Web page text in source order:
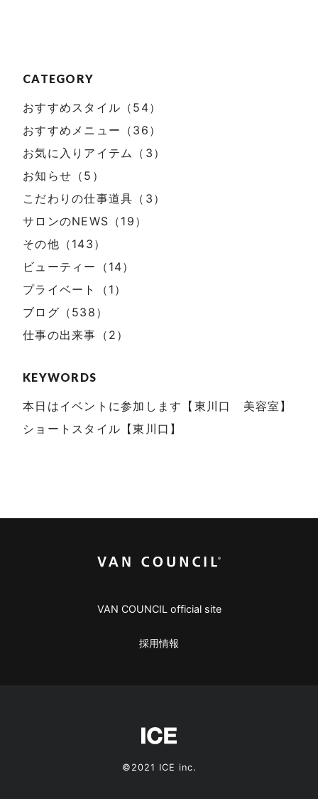
CATEGORY
おすすめスタイル（54）
おすすめメニュー（36）
お気に入りアイテム（3）
お知らせ（5）
こだわりの仕事道具（3）
サロンのNEWS（19）
その他（143）
ビューティー（14）
プライベート（1）
ブログ（538）
仕事の出来事（2）
KEYWORDS
本日はイベントに参加します【東川口 美容室】
ショートスタイル【東川口】
VAN COUNCIL official site
採用情報
©2021 ICE inc.